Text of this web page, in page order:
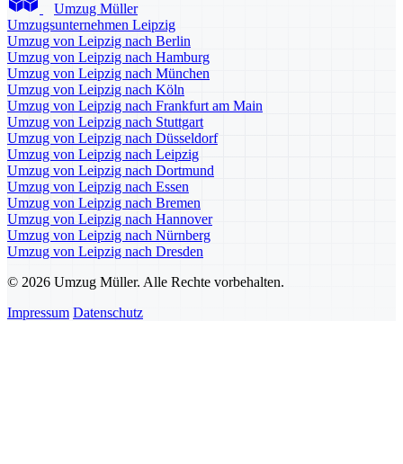
Umzug Müller
Umzugsunternehmen Leipzig
Umzug von Leipzig nach Berlin
Umzug von Leipzig nach Hamburg
Umzug von Leipzig nach München
Umzug von Leipzig nach Köln
Umzug von Leipzig nach Frankfurt am Main
Umzug von Leipzig nach Stuttgart
Umzug von Leipzig nach Düsseldorf
Umzug von Leipzig nach Leipzig
Umzug von Leipzig nach Dortmund
Umzug von Leipzig nach Essen
Umzug von Leipzig nach Bremen
Umzug von Leipzig nach Hannover
Umzug von Leipzig nach Nürnberg
Umzug von Leipzig nach Dresden
© 2026 Umzug Müller. Alle Rechte vorbehalten.
Impressum Datenschutz